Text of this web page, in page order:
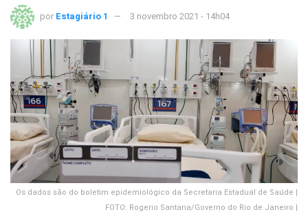
por Estagiário 1 3 novembro 2021 - 14h04
Os dados são do boletim epidemiológico da Secretaria Estadual de Saúde |
FOTO: Rogerio Santana/Governo do Rio de Janeiro |